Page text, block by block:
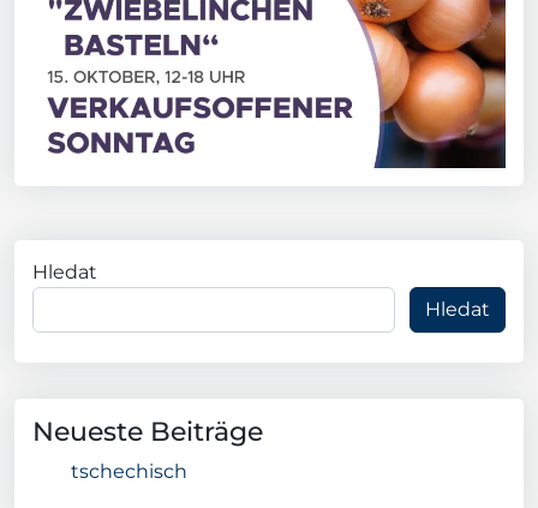
Hledat
Hledat
Neueste Beiträge
tschechisch